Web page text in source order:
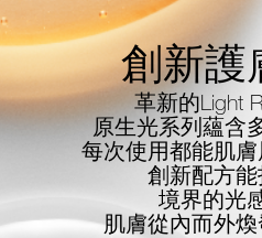
創新護
革新的Light
原生光系列蘊含
每次使用都能肌膚
創新配方
境界的光
肌膚從內而外煥